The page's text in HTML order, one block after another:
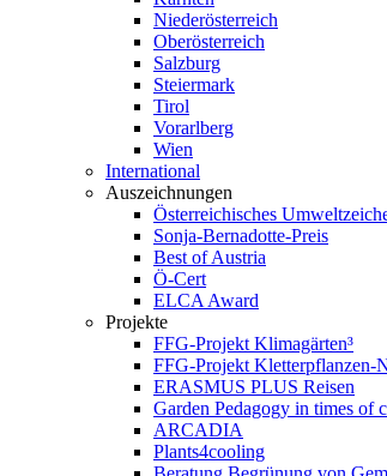
Niederösterreich
Oberösterreich
Salzburg
Steiermark
Tirol
Vorarlberg
Wien
International
Auszeichnungen
Österreichisches
Sonja-Bernadotte-Preis
Best of Austria
Ö-Cert
ELCA Award
Projekte
FFG-Projekt Klimagärten³
FFG-Projekt Kletterpflanzen-
ERASMUS PLUS Reisen
Garden Pedagogy in times of
ARCADIA
Plants4cooling